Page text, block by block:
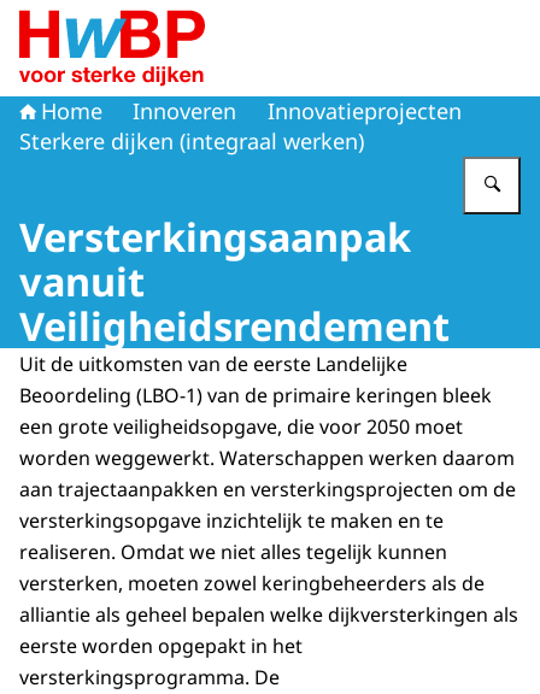
Naar de homepage van
Home Innoveren
Innovatieprojecten
Sterkere dijken (integraal werken)
Versterkingsaanpak
vanuit
Veiligheidsrendement
Uit de uitkomsten van de eerste Landelijke
Beoordeling (LBO-1) van de primaire keringen bleek
een grote veiligheidsopgave, die voor 2050 moet
worden weggewerkt. Waterschappen werken daarom
aan trajectaanpakken en versterkingsprojecten om de
versterkingsopgave inzichtelijk te maken en te
realiseren. Omdat we niet alles tegelijk kunnen
versterken, moeten zowel keringbeheerders als de
alliantie als geheel bepalen welke dijkversterkingen als
eerste worden opgepakt in het
versterkingsprogramma. De